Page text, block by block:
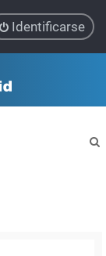
Identificarse